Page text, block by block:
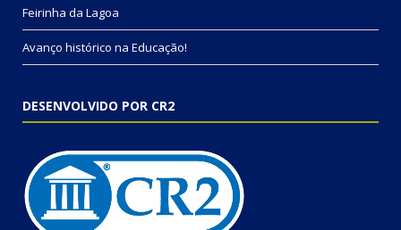
Feirinha da Lagoa
Avanço histórico na Educação!
DESENVOLVIDO POR CR2